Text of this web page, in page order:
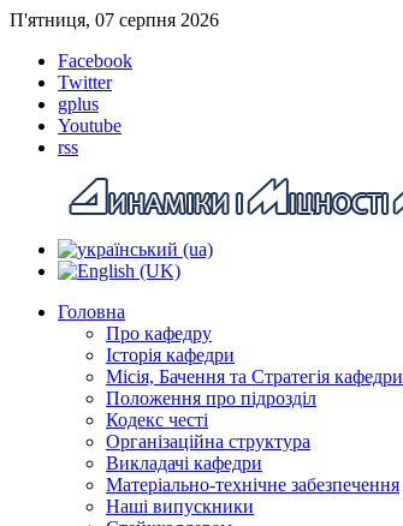
П'ятниця, 07 серпня 2026
Facebook
Twitter
gplus
Youtube
rss
Головна
Про кафедру
Історія кафедри
Місія, Бачення та Стратегія кафедри
Положення про підрозділ
Кодекс честі
Організаційна структура
Викладачі кафедри
Матеріально-технічне забезпечення
Наші випускники